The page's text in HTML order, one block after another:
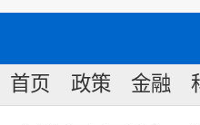
首页 政策 金融